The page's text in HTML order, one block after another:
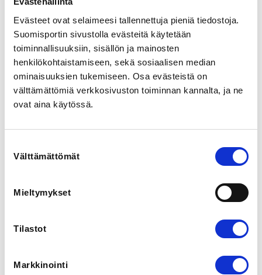
Evästeet ovat selaimeesi tallennettuja pieniä tiedostoja.
Suomisportin sivustolla evästeitä käytetään
toiminnallisuuksiin, sisällön ja mainosten
henkilökohtaistamiseen, sekä sosiaalisen median
ominaisuuksien tukemiseen. Osa evästeistä on
välttämättömiä verkkosivuston toiminnan kannalta, ja ne
ovat aina käytössä.
valinta
Välttämättömät
Mieltymykset
Tilastot
Markkinointi
- kulukorvausohjeen mukaiset korvaukset
- omatoimiurheilija huomioidaan palkitsemisessa.
Omatoimiurheilijan tulee olla seuran jäsen.
Omatoimiurheilija ostaa itse lisenssin ja varmistaa,
että vakuutus on voimassa ja kattaa myös
kilpaurheilun. Lisenssin sekä tarvittaessa vakuutuksen
https://www.suomisport.fi/purchase
REGISTRATION PERIOD
View map
LOCALITY